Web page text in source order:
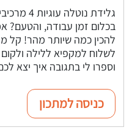
גלידת
בכלום זמן עבודה, והטעם?
להכין כמה שיותר מהר! קל
לשלוח למקפיא ללילה
וספרו לי בתגובה איך יצא
כניסה למתכון